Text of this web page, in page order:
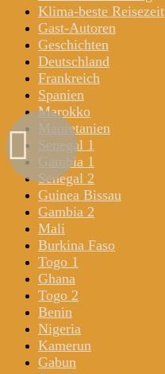
Klima-beste Reisezeit
Gast-Autoren
Geschichten
Deutschland
Frankreich
Spanien
Marokko
Mauretanien
Senegal 1
Gambia 1
Senegal 2
Guinea Bissau
Gambia 2
Mali
Burkina Faso
Togo 1
Ghana
Togo 2
Benin
Nigeria
Kamerun
Gabun